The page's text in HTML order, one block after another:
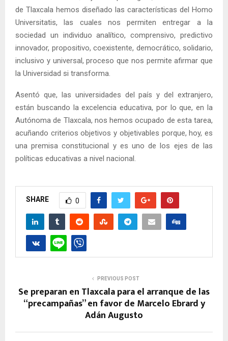
de Tlaxcala hemos diseñado las características del Homo
Universitatis, las cuales nos permiten entregar a la
sociedad un individuo analítico, comprensivo, predictivo
innovador, propositivo, coexistente, democrático, solidario,
inclusivo y universal, proceso que nos permite afirmar que
la Universidad si transforma.
Asentó que, las universidades del país y del extranjero,
están buscando la excelencia educativa, por lo que, en la
Autónoma de Tlaxcala, nos hemos ocupado de esta tarea,
acuñando criterios objetivos y objetivables porque, hoy, es
una premisa constitucional y es uno de los ejes de las
políticas educativas a nivel nacional.
SHARE 0
PREVIOUS POST
Se preparan en Tlaxcala para el arranque de las
“precampañas” en favor de Marcelo Ebrard y
Adán Augusto